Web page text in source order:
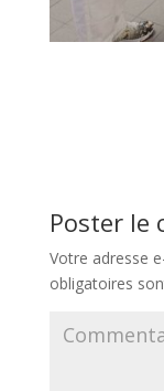
Poster le
Votre adresse
obligatoires